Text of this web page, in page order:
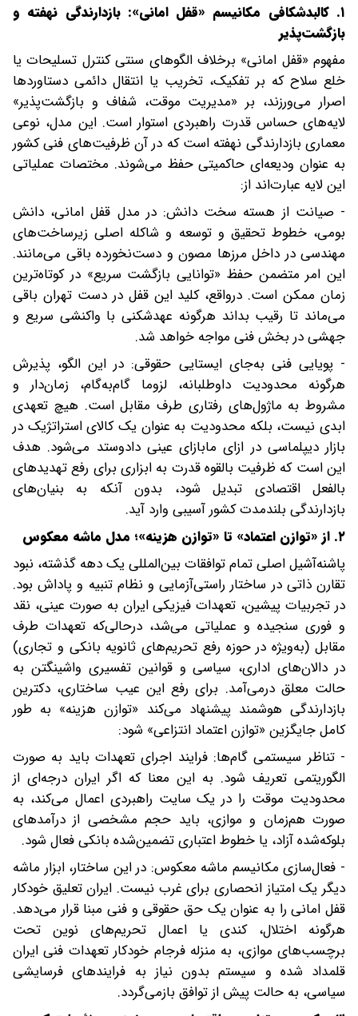
۱. کالبدشکافی مکانیسم «قفل امانی»: بازدارندگی نهفته و
بازگشت‌پذیر
مفهوم «قفل امانی» برخلاف الگوهای سنتی کنترل تسلیحات یا
خلع سلاح که بر تفکیک، تخریب یا انتقال دائمی دستاوردها
اصرار می‌ورزند، بر «مدیریت موقت، شفاف و بازگشت‌پذیر»
لایه‌های حساس قدرت راهبردی استوار است. این مدل، نوعی
معماری بازدارندگی نهفته است که در آن ظرفیت‌های فنی کشور
به ‌عنوان ودیعه‌ای حاکمیتی حفظ می‌شوند. مختصات عملیاتی
این لایه عبارت‌اند از:
- صیانت از هسته سخت دانش: در مدل قفل امانی، دانش
بومی، خطوط تحقیق و توسعه و شاکله اصلی زیرساخت‌های
مهندسی در داخل مرزها مصون و دست‌نخورده باقی می‌مانند.
این امر متضمن حفظ «توانایی بازگشت سریع» در کوتاه‌ترین
زمان ممکن است. در‌واقع، کلید این قفل در دست تهران باقی
می‌ماند تا رقیب بداند هرگونه عهدشکنی با واکنشی سریع و
جهشی در بخش فنی مواجه خواهد شد.
- پویایی فنی به‌جای ایستایی حقوقی: در این الگو، پذیرش
هرگونه محدودیت داوطلبانه، لزوما گام‌به‌گام، زمان‌دار و
مشروط به ماژول‌های رفتاری طرف مقابل است. هیچ تعهدی
ابدی نیست، بلکه محدودیت به‌ عنوان یک کالای استراتژیک در
بازار دیپلماسی در ازای ما‌بازای عینی داد‌و‌ستد می‌شود. هدف
این است که ظرفیت بالقوه قدرت به ابزاری برای رفع تهدیدهای
بالفعل اقتصادی تبدیل شود، بدون آنکه به بنیان‌های
بازدارندگی بلندمدت کشور آسیبی وارد آید.
۲. از «توازن اعتماد» تا «توازن هزینه»؛ مدل ماشه معکوس
پاشنه‌آشیل اصلی تمام توافقات بین‌المللی یک دهه گذشته، نبود
تقارن ذاتی در ساختار راستی‌آزمایی و نظام تنبیه و پاداش بود.
در تجربیات پیشین، تعهدات فیزیکی ایران به‌ صورت عینی، نقد
و فوری سنجیده و عملیاتی می‌شد، د‌رحالی‌که تعهدات طرف
مقابل (به‌ویژه در حوزه رفع تحریم‌های ثانویه بانکی و تجاری)
در دالان‌های اداری، سیاسی و قوانین تفسیری واشینگتن به
حالت معلق درمی‌آمد. برای رفع این عیب ساختاری، دکترین
بازدارندگی هوشمند پیشنهاد می‌کند «توازن هزینه» به طور
کامل جایگزین «توازن اعتماد انتزاعی» شود:
- تناظر سیستمی گام‌ها: فرایند اجرای تعهدات باید به صورت
الگوریتمی تعریف شود. به این معنا که اگر ایران درجه‌ای از
محدودیت موقت را در یک سایت راهبردی اعمال می‌کند، به
صورت هم‌زمان و موازی، باید حجم مشخصی از درآمدهای
بلوکه‌شده آزاد، یا خطوط اعتباری تضمین‌شده بانکی فعال شود.
- فعال‌سازی مکانیسم ماشه معکوس: در این ساختار، ابزار ماشه
دیگر یک امتیاز انحصاری برای غرب نیست. ایران تعلیق خودکار
قفل امانی را به‌ عنوان یک حق حقوقی و فنی مبنا قرار می‌دهد.
هرگونه اختلال، کندی یا اعمال تحریم‌های نوین تحت
برچسب‌های موازی، به منزله فرجام خودکار تعهدات فنی ایران
قلمداد شده و سیستم بدون نیاز به فرایندهای فرسایشی
سیاسی، به حالت پیش از توافق بازمی‌گردد.